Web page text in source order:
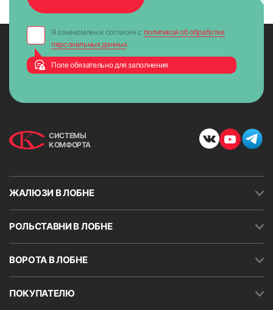
Я ознакомлен и согласен с политикой об обработке
персональных данных
Поле обязательно для заполнения
СИСТЕМЫ
КОМФОРТА
ЖАЛЮЗИ В ЛОБНЕ
РОЛЬСТАВНИ В ЛОБНЕ
ВОРОТА В ЛОБНЕ
ПОКУПАТЕЛЮ